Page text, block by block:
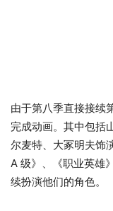
由于第八季直接接续
完成动画。其中包括
尔麦特、大冢明夫饰
A 级》、《职业英雄
续扮演他们的角色。